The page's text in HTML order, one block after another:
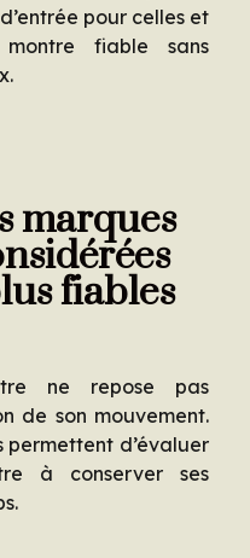
pour celles et
fiable sans
marques
fiables
ne repose pas
de son mouvement.
permettent d’évaluer
à conserver ses